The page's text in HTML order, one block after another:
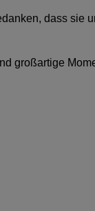
dass sie
großartige